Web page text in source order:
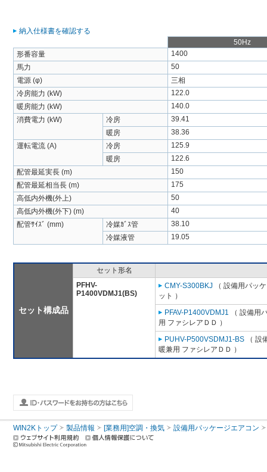
納入仕様書を確認する
50Hz
形番容量
1400
馬力
50
電源 (φ)
三相
冷房能力 (kW)
122.0
暖房能力 (kW)
140.0
消費電力 (kW)
冷房
39.41
暖房
38.36
運転電流 (A)
冷房
125.9
暖房
122.6
配管最延実長 (m)
150
配管最延相当長 (m)
175
高低内外機(外上)
50
高低内外機(外下) (m)
40
配管ｻｲｽﾞ (mm)
冷媒ｶﾞｽ管
38.10
冷媒液管
19.05
セット構成品
セット形名
PFHV-
P1400VDMJ1(BS)
CMY-S300BKJ （ 設備用パッ
ット ）
PFAV-P1400VDMJ1 （ 設備用
用 ファシレアＤＤ ）
PUHV-P500VSDMJ1-BS （ 設
暖兼用 ファシレアＤＤ ）
WIN2Kトップ 製品情報 [業務用]空調・換気 設備用パッケージエアコン